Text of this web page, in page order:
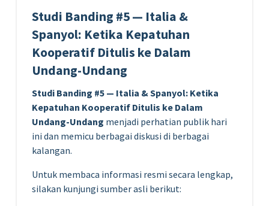
Studi Banding #5 — Italia &
Spanyol: Ketika Kepatuhan
Kooperatif Ditulis ke Dalam
Undang-Undang
Studi Banding #5 — Italia & Spanyol: Ketika
Kepatuhan Kooperatif Ditulis ke Dalam
Undang-Undang menjadi perhatian publik hari
ini dan memicu berbagai diskusi di berbagai
kalangan.
Untuk membaca informasi resmi secara lengkap,
silakan kunjungi sumber asli berikut: